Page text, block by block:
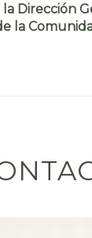
Dirección
la